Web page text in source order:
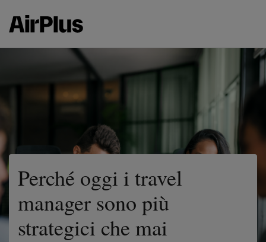
Perché oggi i travel
manager sono più
strategici che mai